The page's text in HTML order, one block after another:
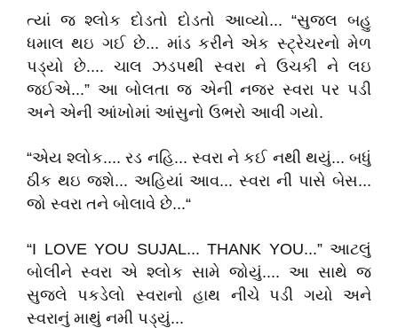
ત્યાં જ શ્લોક દોડતો દોડતો આવ્યો... “સુજલ બહુ
ધમાલ થઇ ગઈ છે... માંડ કરીને એક સ્ટ્રેચરનો મેળ
પડ્યો છે.... ચાલ ઝડપથી સ્વરા ને ઉચકી ને લઇ
જઈએ...” આ બોલતા જ એની નજર સ્વરા પર પડી
અને એની આંખોમાં આંસુનો ઉભરો આવી ગયો.
“એય શ્લોક.... રડ નહિ... સ્વરા ને કઈ નથી થયું... બધું
ઠીક થઇ જશે... અહિયાં આવ... સ્વરા ની પાસે બેસ...
જો સ્વરા તને બોલાવે છે...“
“I LOVE YOU SUJAL... THANK YOU...” આટલું
બોલીને સ્વરા એ શ્લોક સામે જોયું.... આ સાથે જ
સુજલે પકડેલો સ્વરાનો હાથ નીચે પડી ગયો અને
સ્વરાનું માથું નમી પડ્યું...